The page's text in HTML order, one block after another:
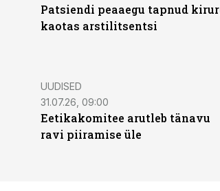
Patsiendi peaaegu tapnud
kaotas arstilitsentsi
UUDISED
31.07.26, 09:00
Eetikakomitee arutleb tänavu
ravi piiramise üle